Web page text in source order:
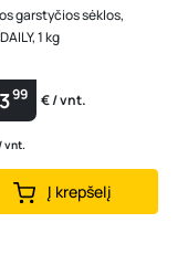
garstyčios sėklos,
1 kg
399 € / vnt.
vnt.
Į krepšelį